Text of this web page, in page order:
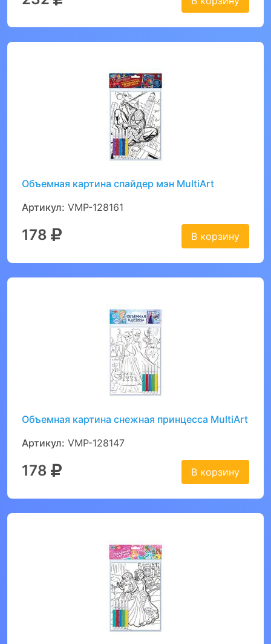
Объемная картина спайдер мэн MultiArt
Артикул: VMP-128161
178 В корзину
Объемная картина снежная принцесса MultiArt
Артикул: VMP-128147
178 В корзину